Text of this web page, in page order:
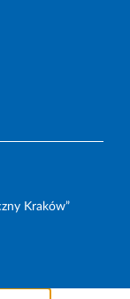
Kraków”